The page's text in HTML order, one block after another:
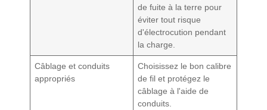
de fuite à la terre pour
éviter tout risque
d'électrocution pendant
la charge.
Câblage et conduits
appropriés
Choisissez le bon calibre
de fil et protégez le
câblage à l'aide de
conduits.